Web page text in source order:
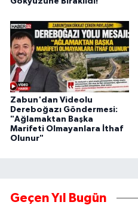
Zabun'dan Videolu
Dereboğazı Göndermesi:
"Ağlamaktan Başka
Marifeti Olmayanlara İthaf
Olunur"
Geçen Yıl Bugün